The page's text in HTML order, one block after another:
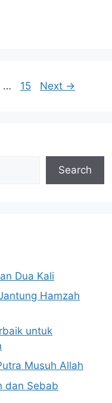
… Page
15 Next →
Search
Dua Kali
Hamzah
untuk
Musuh Allah
dan Sebab